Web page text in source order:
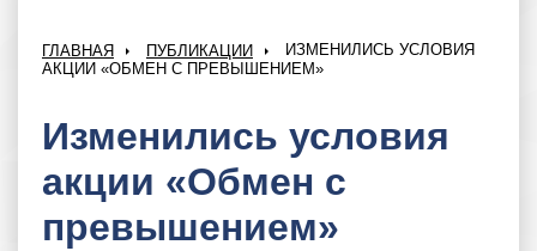
ГЛАВНАЯ ПУБЛИКАЦИИ
ИЗМЕНИЛИСЬ УСЛОВИЯ
АКЦИИ «ОБМЕН С ПРЕВЫШЕНИЕМ»
Изменились условия
акции «Обмен с
превышением»